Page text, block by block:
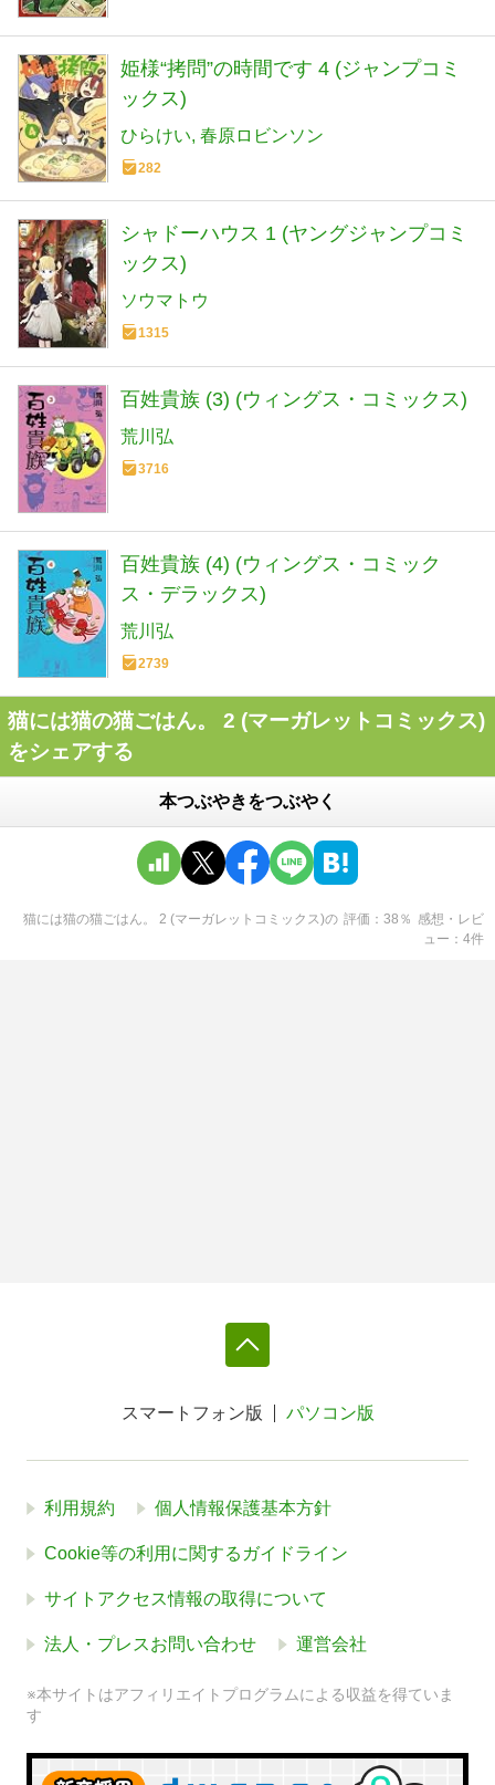
姫様“拷問”の時間です 4 (ジャンプコミ
ックス)
ひらけい 春原ロビンソン
282
シャドーハウス 1 (ヤングジャンプコミ
ックス)
ソウマトウ
1315
百姓貴族 (3) (ウィングス・コミックス)
荒川弘
3716
百姓貴族 (4) (ウィングス・コミック
ス・デラックス)
荒川弘
2739
猫には猫の猫ごはん。 2 (マーガレットコミックス)
をシェアする
本つぶやきをつぶやく
猫には猫の猫ごはん。 2 (マーガレットコミックス)の 評価 38 ％ 感想・レビ
ュー
4件
スマートフォン版 パソコン版
利用規約 個人情報保護基本方針
Cookie等の利用に関するガイドライン
サイトアクセス情報の取得について
法人・プレスお問い合わせ 運営会社
※本サイトはアフィリエイトプログラムによる収益を得ていま
す